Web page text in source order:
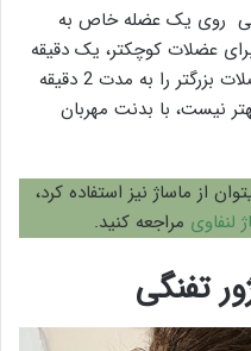
روی یک عضله خاص به
برای عضلات کوچکتر، یک دقیقه
را در نظر بگیرید. می توانید عضلات بزرگتر را به مدت 2 دقیقه
نیست، با بدنت مهربان
از ماساژ نیز استفاده کرد،
لنفاوی مراجعه کنید.
تفنگی